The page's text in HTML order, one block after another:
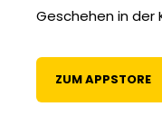
Geschehen in der
ZUM APPSTORE